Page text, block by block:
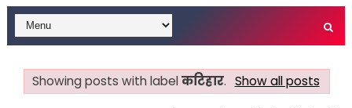
Showing posts with labelकटिहार. Show all posts